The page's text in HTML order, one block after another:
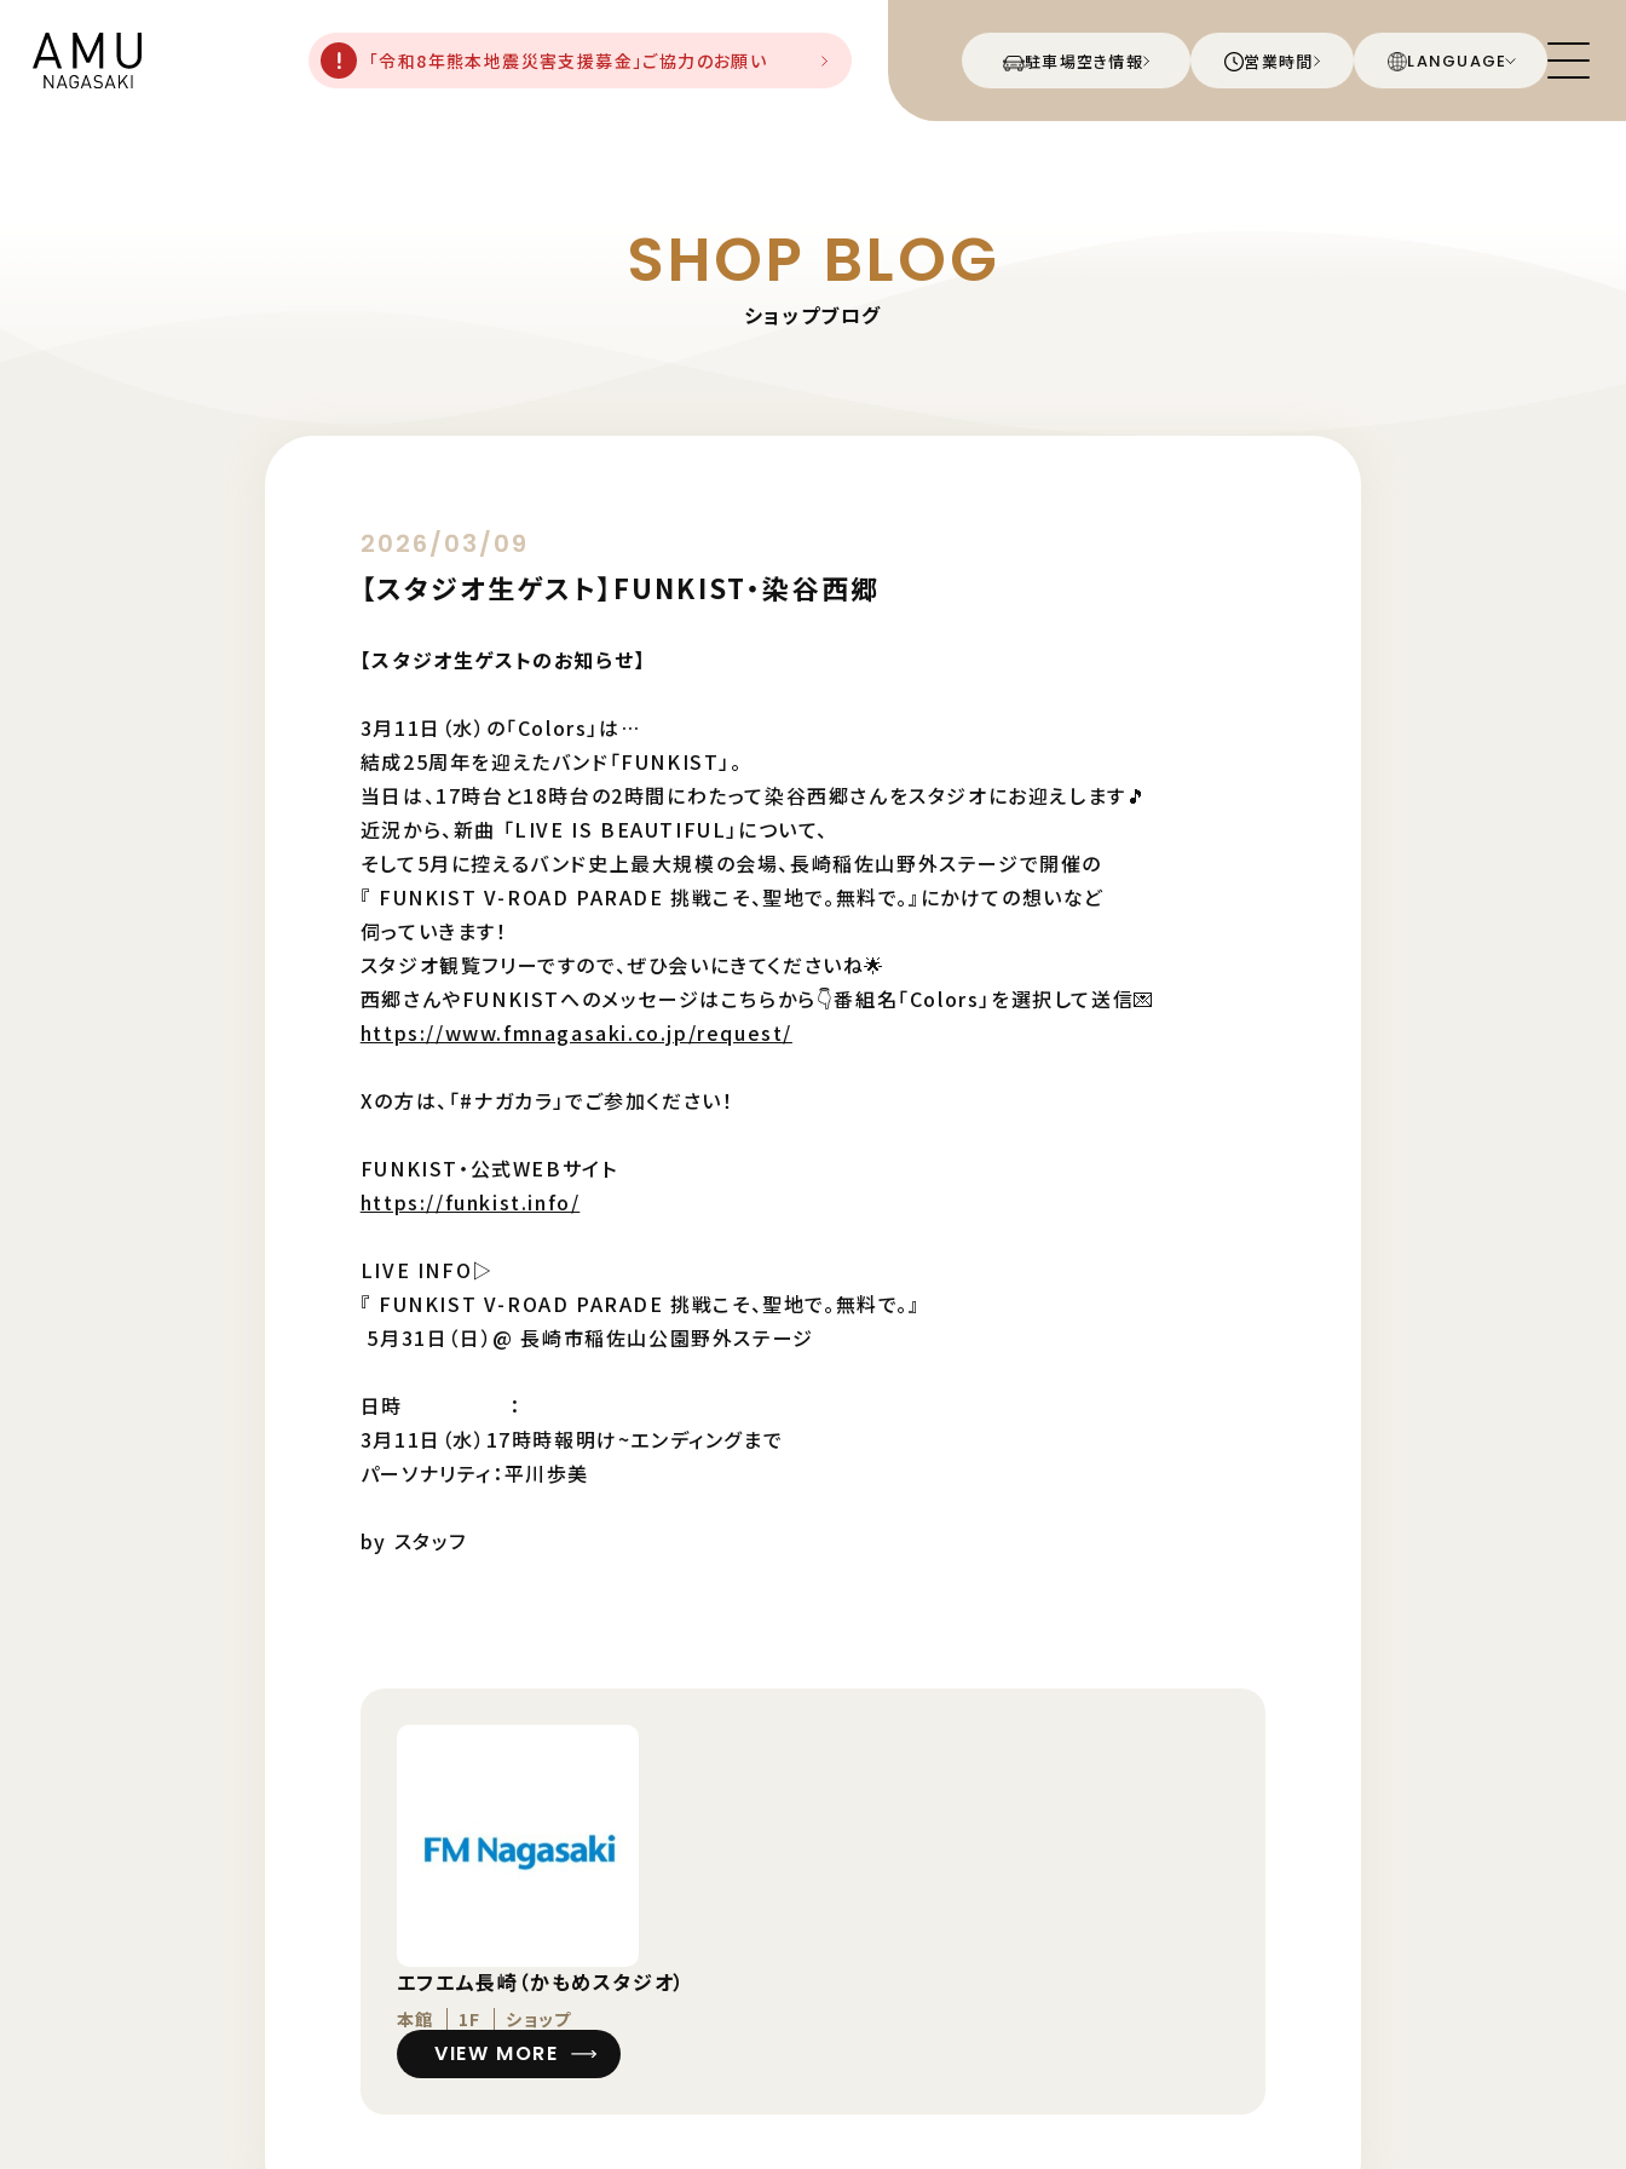
駐車場空き情報 営業時間 LANGUAGE
「令和8年熊本地震災害支援募金」ご協力のお願い
SHOP BLOG
ショップブログ
2026/03/09
【スタジオ生ゲスト】FUNKIST・染谷西郷
【スタジオ生ゲストのお知らせ】
3月11日（水）の「Colors」は…
結成25周年を迎えたバンド「FUNKIST」。
当日は、17時台と18時台の2時間にわたって染谷西郷さんをスタジオにお迎えします🎵
近況から、新曲 「LIVE IS BEAUTIFUL」について、
そして5月に控えるバンド史上最大規模の会場、長崎稲佐山野外ステージで開催の
『 FUNKIST V-ROAD PARADE 挑戦こそ、聖地で。無料で。』にかけての想いなど
伺っていきます！
スタジオ観覧フリーですので、ぜひ会いにきてくださいね🌟
西郷さんやFUNKISTへのメッセージはこちらから👇番組名「Colors」を選択して送信💌
https://www.fmnagasaki.co.jp/request/
Xの方は、「#ナガカラ」でご参加ください！
FUNKIST・公式WEBサイト
https://funkist.info/
LIVE INFO▷
『 FUNKIST V-ROAD PARADE 挑戦こそ、聖地で。無料で。』
5月31日（日）@ 長崎市稲佐山公園野外ステージ
日時 ：
3月11日（水）17時時報明け~エンディングまで
パーソナリティ：平川歩美
by スタッフ
エフエム長崎（かもめスタジオ）
本館 1F ショップ
VIEW MORE